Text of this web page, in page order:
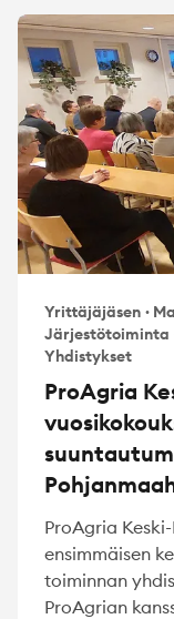
Yrittäjäjäsen ·
Järjestötoiminta
Yhdistykset
ProAgria
ProAgria
ensimmäisen
toiminnan
ProAgrian